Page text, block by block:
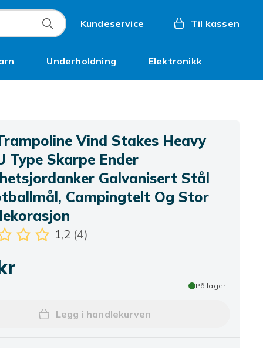
Kundeservice Til kassen
Underholdning Elektronikk
Vind Stakes Heavy
Type Skarpe Ender
Galvanisert Stål
Campingtelt Og Stor
1,2 (4)
På lager
Legg 8 stk Trampoline Vind
Legg i handlekurven